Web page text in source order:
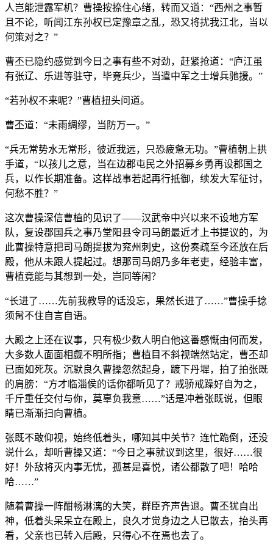
人岂能泄露军机？曹操按捺住心绪，转而又道：“西州之事暂
且不论，听闻江东孙权已定豫章之乱，恐又将扰我江北，当以
何策对之？”
曹丕已隐约感觉到今日之事有些不对劲，赶紧抢道：“庐江虽
有张辽、乐进等驻守，毕竟兵少，当遣中军之士增兵驰援。”
“若孙权不来呢？”曹植扭头问道。
曹丕道：“未雨绸缪，当防万一。”
“兵无常势水无常形，彼近我远，只恐疲惫无功。”曹植朝上拱
手道，“以孩儿之意，当在边郡屯民之外招募乡勇再设郡国之
兵，以作长期准备。这样战事若起再行抵御，续发大军征讨，
何愁不胜？”
这次曹操深信曹植的见识了——汉武帝中兴以来不设地方军
队，复设郡国兵之事乃堂阳县令司马朗最近才上书提议的，为
此曹操特意把司马朗提拔为兖州刺史，这份奏疏至今还放在后
殿，他从未跟人提起过。想那司马朗乃多年老吏，经验丰富，
曹植竟能与其想到一处，岂同等闲？
“长进了……先前我教导的话没忘，果然长进了……”曹操手捻
须髯不住自言自语。
大殿之上还在议事，只有极少数人明白他这番感慨由何而发，
大多数人面面相觑不明所指；曹植目不斜视端然站定，曹丕却
已面如死灰。沉默良久曹操忽然起身，踱下丹墀，拍了拍张既
的肩膀：“方才临淄侯的话你都听见了？戒骄戒躁好自为之，
千斤重任交付与你，莫辜负我意……”话是冲着张既说，但眼
睛已渐渐扫向曹植。
张既不敢仰视，始终低着头，哪知其中关节？连忙跪倒，还没
说什么，却听曹操又道：“今日之事就议到这里，很好……很
好！外敌将灭内事无忧，孤甚是喜悦，诸公都散了吧！哈哈
哈……”
随着曹操一阵酣畅淋漓的大笑，群臣齐声告退。曹丕犹自出
神，低着头呆呆立在殿上，良久才觉身边之人已散去，抬头再
看，父亲也已转入后殿，只得心不在焉也去了。